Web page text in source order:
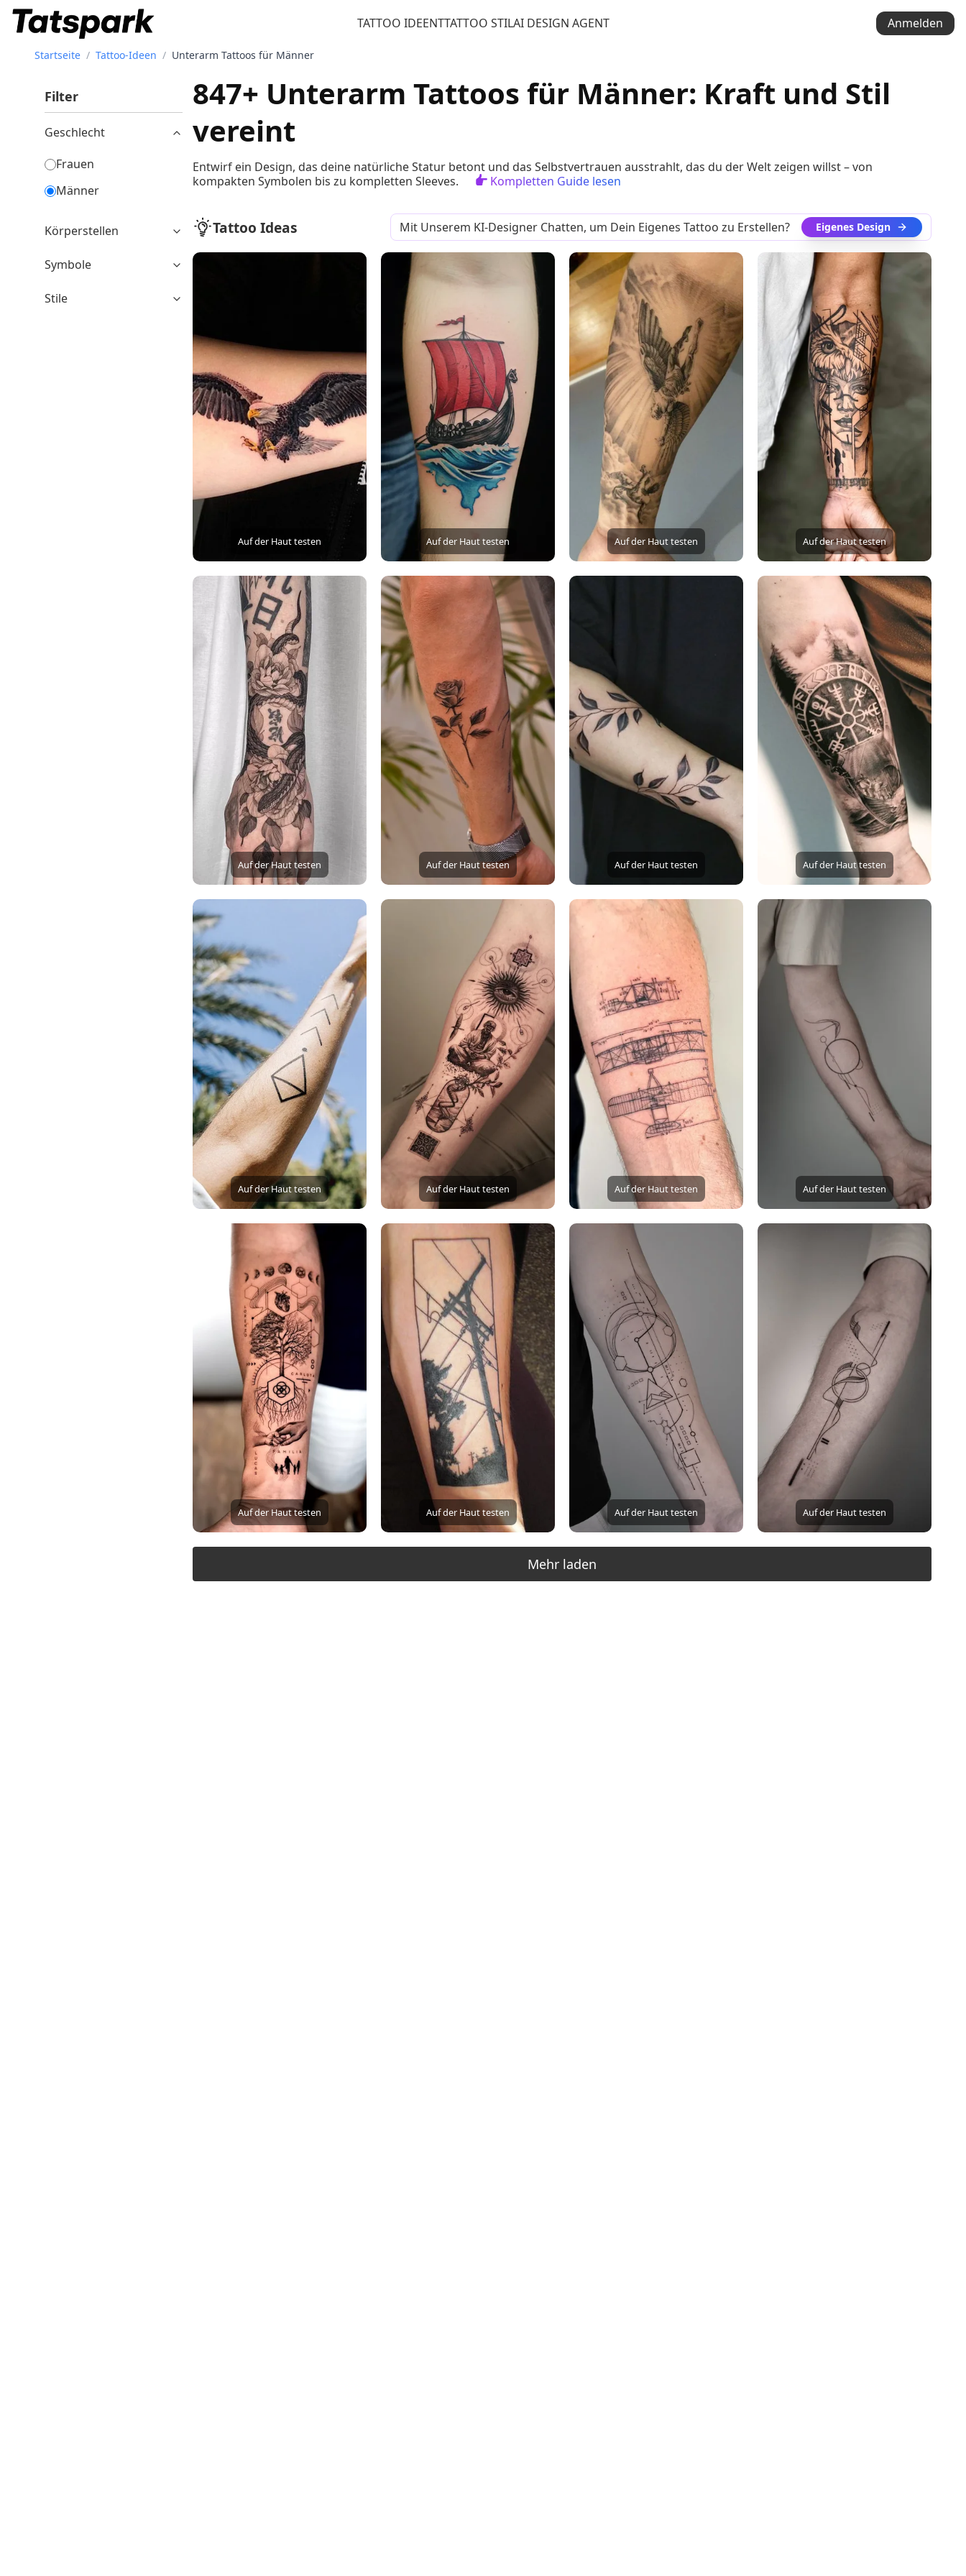
TATTOO IDEENTTATTOO STILAI DESIGN AGENT Anmelden
Startseite / Tattoo-Ideen / Unterarm Tattoos für Männer
Filter
Geschlecht
Frauen
Männer
Körperstellen
Symbole
Stile
847+ Unterarm Tattoos für Männer: Kraft und Stil
vereint
Entwirf ein Design, das deine natürliche Statur betont und das Selbstvertrauen ausstrahlt, das du der Welt zeigen willst – von
kompakten Symbolen bis zu kompletten Sleeves.
Kompletten Guide lesen
Tattoo Ideas Mit Unserem KI-Designer Chatten, um Dein Eigenes Tattoo zu Erstellen? Eigenes Design
Auf der Haut testen Auf der Haut testen Auf der Haut testen Auf der Haut testen
Auf der Haut testen Auf der Haut testen Auf der Haut testen Auf der Haut testen
Auf der Haut testen Auf der Haut testen Auf der Haut testen Auf der Haut testen
Auf der Haut testen Auf der Haut testen Auf der Haut testen Auf der Haut testen
Mehr laden